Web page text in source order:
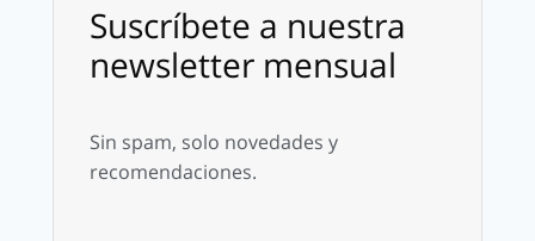
Suscríbete a nuestra
newsletter mensual
Sin spam, solo novedades y
recomendaciones.